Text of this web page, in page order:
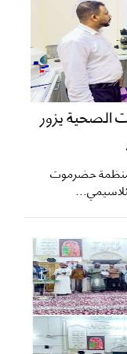
الصحية يزور
لمنظمة حضرموت